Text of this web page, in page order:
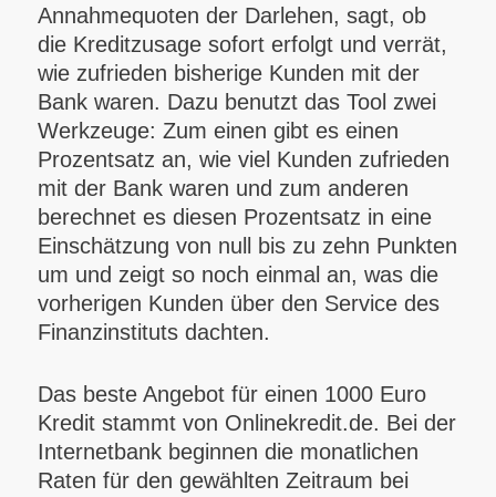
Annahmequoten der Darlehen, sagt, ob
die Kreditzusage sofort erfolgt und verrät,
wie zufrieden bisherige Kunden mit der
Bank waren. Dazu benutzt das Tool zwei
Werkzeuge: Zum einen gibt es einen
Prozentsatz an, wie viel Kunden zufrieden
mit der Bank waren und zum anderen
berechnet es diesen Prozentsatz in eine
Einschätzung von null bis zu zehn Punkten
um und zeigt so noch einmal an, was die
vorherigen Kunden über den Service des
Finanzinstituts dachten.
Das beste Angebot für einen 1000 Euro
Kredit stammt von Onlinekredit.de. Bei der
Internetbank beginnen die monatlichen
Raten für den gewählten Zeitraum bei